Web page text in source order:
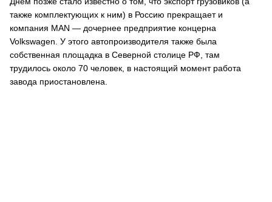
также комплектующих к ним) в Россию прекращает и
компания MAN — дочернее предприятие концерна
Volkswagen. У этого автопроизводителя также была
собственная площадка в Северной столице РФ, там
трудилось около 70 человек, в настоящий момент работа
завода приостановлена.